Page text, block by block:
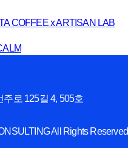
COFFEE x ARTISAN LAB
로 125길 4, 505호
All Rights Reserved